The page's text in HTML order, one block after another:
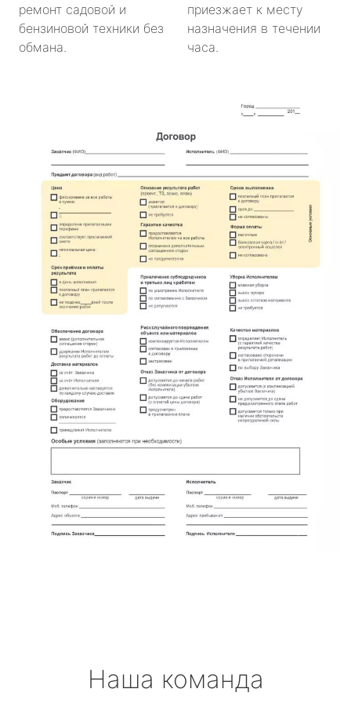
ремонт садовой и
бензиновой техники без
обмана.
приезжает к месту
назначения в течении
часа.
Наша команда